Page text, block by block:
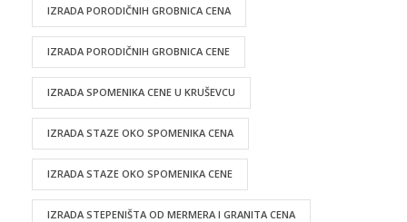
IZRADA PORODIČNIH GROBNICA CENA
IZRADA PORODIČNIH GROBNICA CENE
IZRADA SPOMENIKA CENE U KRUŠEVCU
IZRADA STAZE OKO SPOMENIKA CENA
IZRADA STAZE OKO SPOMENIKA CENE
IZRADA STEPENIŠTA OD MERMERA I GRANITA CENA